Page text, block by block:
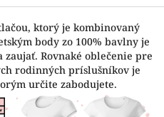
ktorý je kombinovaný
body zo 100% bavlny je
zaujať. Rovnaké oblečenie pre
rodinných príslušníkov je
určite zabodujete.